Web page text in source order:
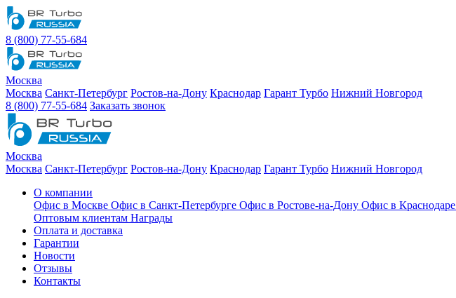
8 (800) 77-55-684
Москва
Москва Санкт-Петербург Ростов-на-Дону Краснодар Гарант Турбо Нижний Новгород
8 (800) 77-55-684 Заказать звонок
Москва
Москва Санкт-Петербург Ростов-на-Дону Краснодар Гарант Турбо Нижний Новгород
О компании
Офис в Москве Офис в Санкт-Петербурге Офис в Ростове-на-Дону Офис в Краснодаре
Оптовым клиентам Награды
Оплата и доставка
Гарантии
Новости
Отзывы
Контакты